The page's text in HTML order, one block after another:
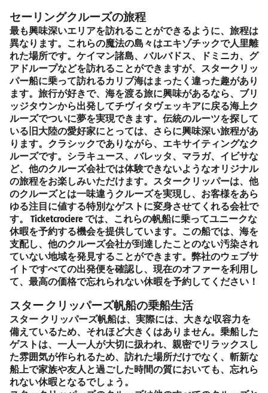
セーリングクルーズの旅程
最も興味深いエリアを訪れることができるように、旅程は
異なります。これらの魔法の島々はエキゾチックで人里離
れた場所です。ケイマン諸島、バルバドス、ドミニカ、グ
アドループなどを訪れることができますが、スタークリッ
パー船に乗って訪れるカリブ海はまったく違った趣があり
ます。旅行が好きで、海を渡る旅に興味があるなら、ブリ
ッジタウンから出発してチヴィタヴェッキアに戻る海上ク
ルーズでついに夢を実現できます。伝統のルーツを探して
いる旧大陸の愛好家にとっては、さらに興味深い旅程があ
ります。クラシックでありながら、エキサイティングなク
ルーズです。シラキュース、バレッタ、マラガ、イビサな
ど、他のクルーズ会社では体験できないようなオリジナル
の旅程をお楽しみいただけます。スタークリッパーは、他
のクルーズとは一味違うクルーズを実現し、お客様をあら
ゆる注目に値する特別なゲストに変身させてくれる会社で
す。 Ticketcrociere では、これらの帆船に乗ってユニークな
休暇を予約する機会を提供しています。この船では、海を
支配し、他のクルーズ会社が到達したことのない汚染され
ていない地域を発見することができます。弊社のウェブサ
イトですべての出発便を確認し、現在のオファーを利用し
て、最高の価格で忘れられない休暇を予約してください！
スター クリッパーズ帆船の乗船生活
スター クリッパーズ帆船は、実際には、大きな収容力を
備えているため、それほど大きくはありません。乗船した
ゲストは、一人一人が大切に扱われ、親密でリラックスし
た雰囲気が作られるため、訪れた場所だけでなく、斬新な
船上で家族や友人と過ごした時間の質においても、忘れら
れない休暇となるでしょう。